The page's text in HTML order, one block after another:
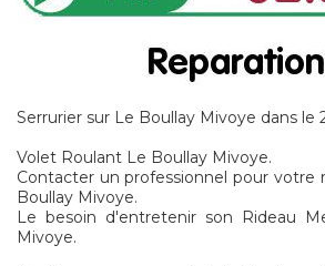
Serrurier sur Le Boullay Mivoye dans le
Volet Roulant Le Boullay Mivoye.
Contacter un professionnel pour votre
Boullay Mivoye.
Le besoin d'entretenir son Rideau
Mivoye.